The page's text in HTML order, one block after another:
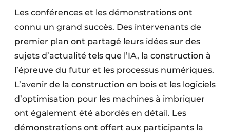
Les conférences et les démonstrations ont
connu un grand succès. Des intervenants de
premier plan ont partagé leurs idées sur des
sujets d’actualité tels que l’IA, la construction à
l’épreuve du futur et les processus numériques.
L’avenir de la construction en bois et les logiciels
d’optimisation pour les machines à imbriquer
ont également été abordés en détail. Les
démonstrations ont offert aux participants la